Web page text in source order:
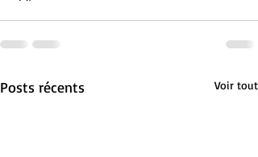
Posts récents Voir tout